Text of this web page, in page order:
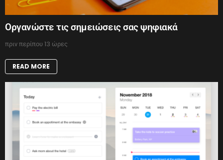
Οργανώστε τις σημειώσεις σας ψηφιακά
πριν περίπου 13 ώρες
READ MORE